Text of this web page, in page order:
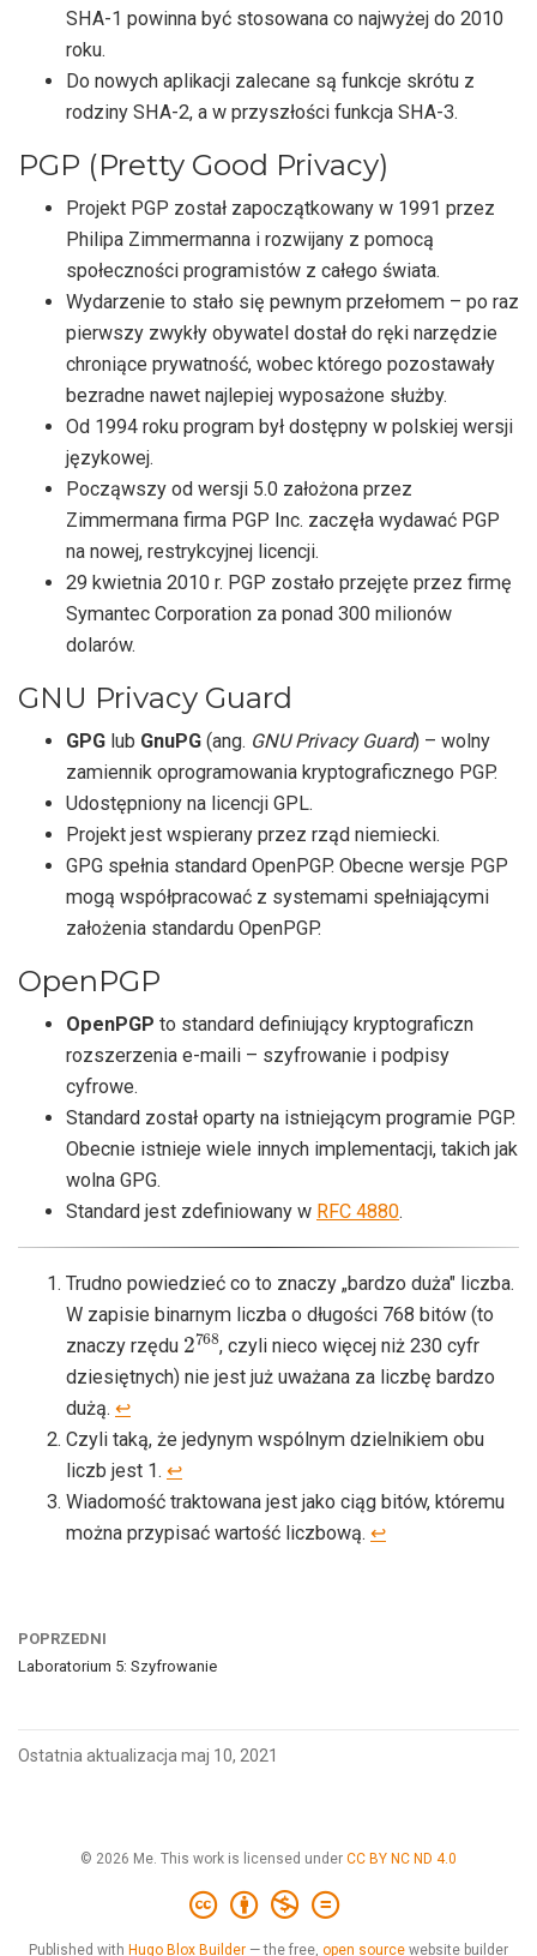
SHA-1 powinna być stosowana co najwyżej do 2010
roku.
Do nowych aplikacji zalecane są funkcje skrótu z
rodziny SHA-2, a w przyszłości funkcja SHA-3.
PGP (Pretty Good Privacy)
Projekt PGP został zapoczątkowany w 1991 przez
Philipa Zimmermanna i rozwijany z pomocą
społeczności programistów z całego świata.
Wydarzenie to stało się pewnym przełomem – po raz
pierwszy zwykły obywatel dostał do ręki narzędzie
chroniące prywatność, wobec którego pozostawały
bezradne nawet najlepiej wyposażone służby.
Od 1994 roku program był dostępny w polskiej wersji
językowej.
Począwszy od wersji 5.0 założona przez
Zimmermana firma PGP Inc. zaczęła wydawać PGP
na nowej, restrykcyjnej licencji.
29 kwietnia 2010 r. PGP zostało przejęte przez firmę
Symantec Corporation za ponad 300 milionów
dolarów.
GNU Privacy Guard
GPG lub GnuPG (ang. GNU Privacy Guard) – wolny
zamiennik oprogramowania kryptograficznego PGP.
Udostępniony na licencji GPL.
Projekt jest wspierany przez rząd niemiecki.
GPG spełnia standard OpenPGP. Obecne wersje PGP
mogą współpracować z systemami spełniającymi
założenia standardu OpenPGP.
OpenPGP
OpenPGP to standard definiujący kryptograficzn
rozszerzenia e-maili – szyfrowanie i podpisy
cyfrowe.
Standard został oparty na istniejącym programie PGP.
Obecnie istnieje wiele innych implementacji, takich jak
wolna GPG.
Standard jest zdefiniowany w RFC 4880.
Trudno powiedzieć co to znaczy „bardzo duża" liczba.
W zapisie binarnym liczba o długości 768 bitów (to
znaczy rzędu
2
768
, czyli nieco więcej niż 230 cyfr
dziesiętnych) nie jest już uważana za liczbę bardzo
dużą. ↩︎
Czyli taką, że jedynym wspólnym dzielnikiem obu
liczb jest 1. ↩︎
Wiadomość traktowana jest jako ciąg bitów, któremu
można przypisać wartość liczbową. ↩︎
POPRZEDNI
Laboratorium 5: Szyfrowanie
Ostatnia aktualizacja maj 10, 2021
© 2026 Me. This work is licensed under CC BY NC ND 4.0
Published with Hugo Blox Builder — the free, open source website builder